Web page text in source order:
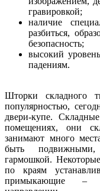
гравировкой;
наличие
разбиться,
безопасность;
высокий
падениям.
Шторки складного
популярностью,
двери-купе.
помещениях, они
занимают много
быть подвижными,
гармошкой.
по краям
примыкающие –